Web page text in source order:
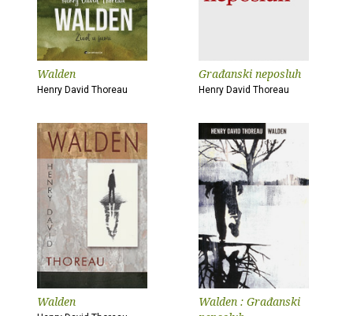
Walden
Henry David Thoreau
Građanski neposluh
Henry David Thoreau
Walden
Walden : Građanski